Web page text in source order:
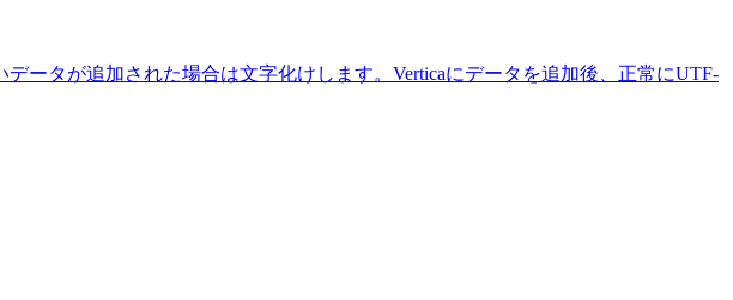
ータが追加された場合は文字化けします。Verticaにデータを追加後、正常にUTF-